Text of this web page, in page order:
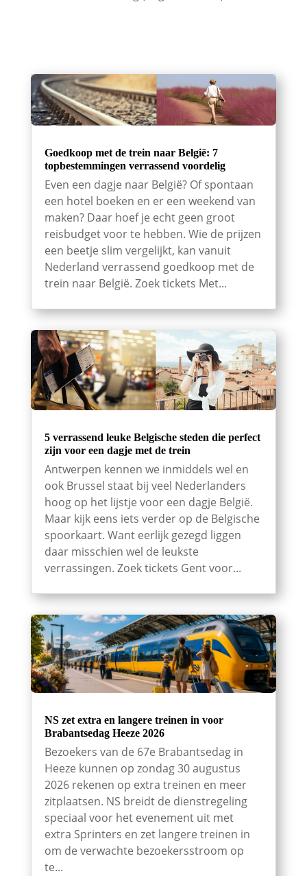
Goedkoop met de trein naar België: 7
topbestemmingen verrassend voordelig
Even een dagje naar België? Of spontaan
een hotel boeken en er een weekend van
maken? Daar hoef je echt geen groot
reisbudget voor te hebben. Wie de prijzen
een beetje slim vergelijkt, kan vanuit
Nederland verrassend goedkoop met de
trein naar België. Zoek tickets Met...
5 verrassend leuke Belgische steden die perfect
zijn voor een dagje met de trein
Antwerpen kennen we inmiddels wel en
ook Brussel staat bij veel Nederlanders
hoog op het lijstje voor een dagje België.
Maar kijk eens iets verder op de Belgische
spoorkaart. Want eerlijk gezegd liggen
daar misschien wel de leukste
verrassingen. Zoek tickets Gent voor...
NS zet extra en langere treinen in voor
Brabantsedag Heeze 2026
Bezoekers van de 67e Brabantsedag in
Heeze kunnen op zondag 30 augustus
2026 rekenen op extra treinen en meer
zitplaatsen. NS breidt de dienstregeling
speciaal voor het evenement uit met
extra Sprinters en zet langere treinen in
om de verwachte bezoekersstroom op
te...